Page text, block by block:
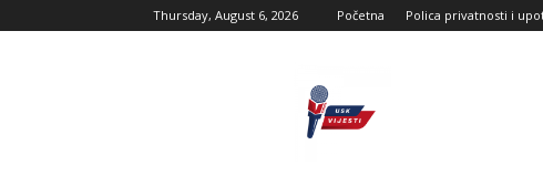
Thursday, August 6, 2026 Početna Polica privatnosti i